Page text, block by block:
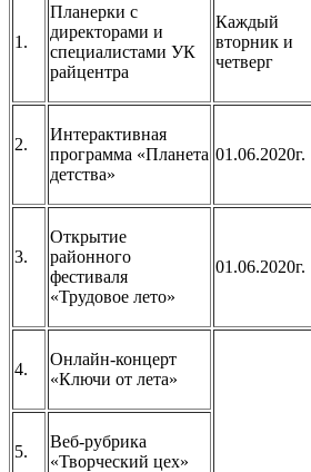
1.
Планерки с
директорами и
специалистами УК
райцентра
Каждый
вторник и
четверг
2.
Интерактивная
программа «Планета
детства»
01.06.2020г.
3.
Открытие
районного
фестиваля
«Трудовое лето»
01.06.2020г.
4.
Онлайн-концерт
«Ключи от лета»
5.
Веб-рубрика
«Творческий цех»